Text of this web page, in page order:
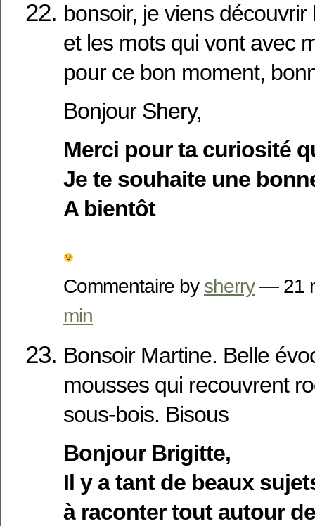
bonsoir, je viens
et les mots qui vont avec
pour ce bon moment,
Bonjour Shery,
Merci pour ta curiosité
Je te souhaite une
A bientôt
Commentaire by sherry— 21
min
Bonsoir Martine. Belle
mousses qui recouvrent
sous-bois. Bisous
Bonjour Brigitte,
Il y a tant de beaux
à raconter tout autour